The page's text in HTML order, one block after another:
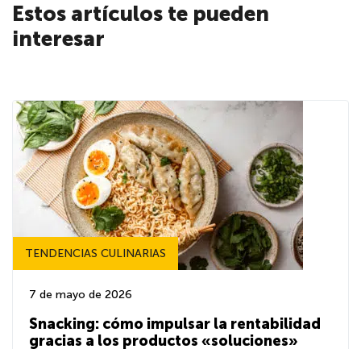
Estos artículos te pueden
interesar
TENDENCIAS CULINARIAS
7 de mayo de 2026
Snacking: cómo impulsar la rentabilidad
gracias a los productos «soluciones»